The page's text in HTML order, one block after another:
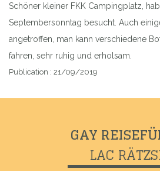
Schöner kleiner FKK Campingplatz,
Septembersonntag besucht. Auch
angetroffen, man kann verschiedene
fahren, sehr ruhig und erholsam.
Publication : 21/09/2019
GAY
LAC